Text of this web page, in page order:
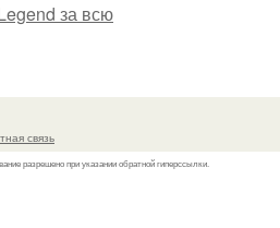
за всю
связь
разрешено при указании обратной гиперссылки.